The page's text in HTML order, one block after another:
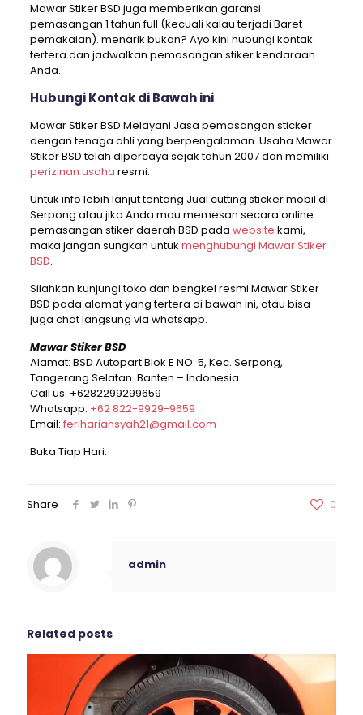
Mawar Stiker BSD juga memberikan garansi
pemasangan 1 tahun full (kecuali kalau terjadi Baret
pemakaian). menarik bukan? Ayo kini hubungi kontak
tertera dan jadwalkan pemasangan stiker kendaraan
Anda.
Hubungi Kontak di Bawah ini
Mawar Stiker BSD Melayani Jasa pemasangan sticker
dengan tenaga ahli yang berpengalaman. Usaha Mawar
Stiker BSD telah dipercaya sejak tahun 2007 dan memiliki
perizinan usaha resmi.
Untuk info lebih lanjut tentang Jual cutting sticker mobil di
Serpong atau jika Anda mau memesan secara online
pemasangan stiker daerah BSD pada website kami,
maka jangan sungkan untuk menghubungi Mawar Stiker
BSD.
Silahkan kunjungi toko dan bengkel resmi Mawar Stiker
BSD pada alamat yang tertera di bawah ini, atau bisa
juga chat langsung via whatsapp.
Mawar Stiker BSD
Alamat: BSD Autopart Blok E NO. 5, Kec. Serpong,
Tangerang Selatan. Banten – Indonesia.
Call us: +6282299299659
Whatsapp: +62 822-9929-9659
Email: ferihariansyah21@gmail.com
Buka Tiap Hari.
Share 0
admin
Related posts